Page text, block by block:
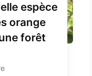
espèce
orange
forêt